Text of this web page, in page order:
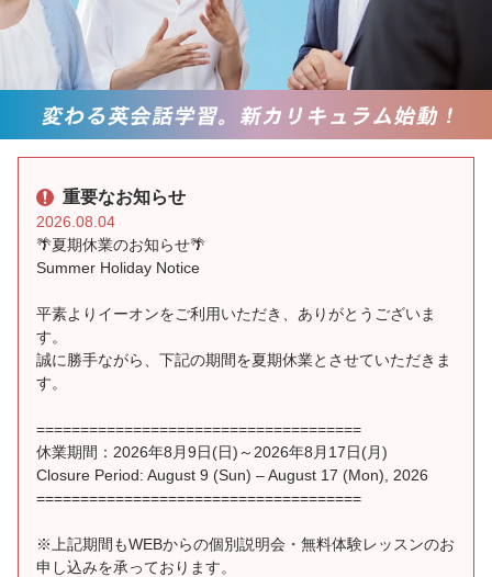
重要なお知らせ
2026.08.04
🌴夏期休業のお知らせ🌴
Summer Holiday Notice
平素よりイーオンをご利用いただき、ありがとうございま
す。
誠に勝手ながら、下記の期間を夏期休業とさせていただきま
す。
=====================================
休業期間：2026年8月9日(日)～2026年8月17日(月)
Closure Period: August 9 (Sun) – August 17 (Mon), 2026
=====================================
※上記期間もWEBからの個別説明会・無料体験レッスンのお
申し込みを承っております。